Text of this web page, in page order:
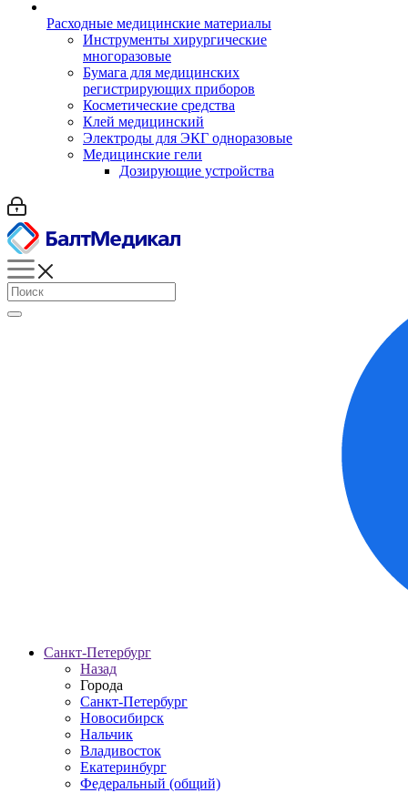
Расходные медицинские материалы
Инструменты хирургические
многоразовые
Бумага для медицинских
регистрирующих приборов
Косметические средства
Клей медицинский
Электроды для ЭКГ одноразовые
Медицинские гели
Дозирующие устройства
Санкт-Петербург
Назад
Города
Санкт-Петербург
Новосибирск
Нальчик
Владивосток
Екатеринбург
Федеральный (общий)